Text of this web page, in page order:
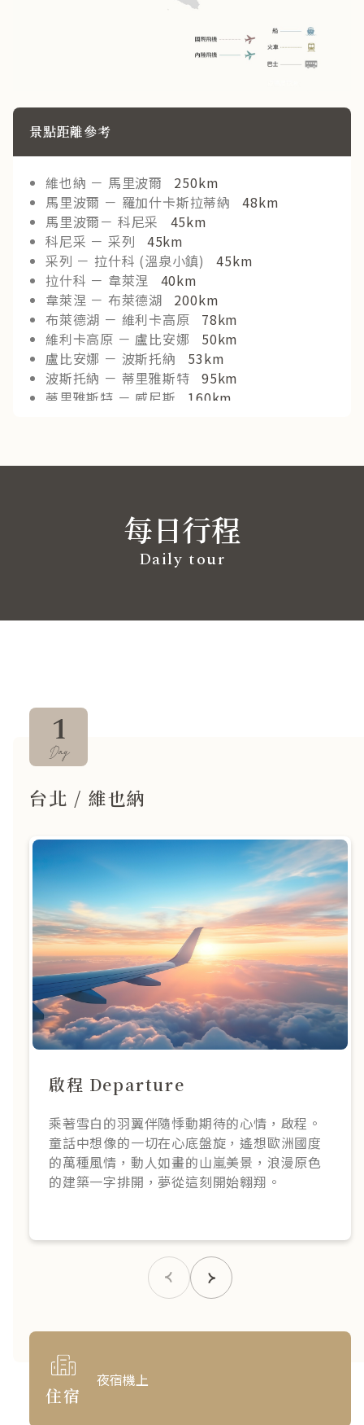
景點距離參考
維也納 － 馬里波爾
250km
馬里波爾 － 羅加什卡斯拉蒂納
48km
馬里波爾－ 科尼采
45km
科尼采 － 采列
45km
采列 － 拉什科 (溫泉小鎮)
45km
拉什科 － 韋萊涅
40km
韋萊涅 － 布萊德湖
200km
布萊德湖 － 維利卡高原
78km
維利卡高原 － 盧比安娜
50km
盧比安娜 － 波斯托納
53km
波斯托納 － 蒂里雅斯特
95km
蒂里雅斯特 － 威尼斯
160km
每日行程
Daily tour
台北 / 維也納
啟程 Departure
乘著雪白的羽翼伴隨悸動期待的心情，啟程。
童話中想像的一切在心底盤旋，遙想歐洲國度
的萬種風情，動人如畫的山嵐美景，浪漫原色
的建築一字排開，夢從這刻開始翱翔。
住宿
夜宿機上
1
Day